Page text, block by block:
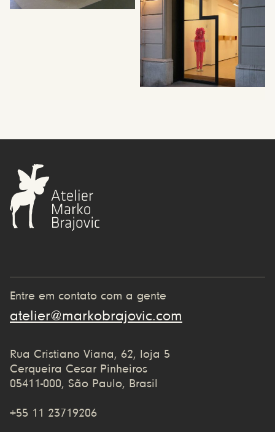
Entre em contato com a gente
atelier@markobrajovic.com
Rua Cristiano Viana, 62, loja 5
Cerqueira Cesar Pinheiros
05411-000, São Paulo, Brasil
+55 11 23719206